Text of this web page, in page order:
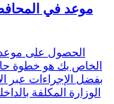
موعد في
الحصول على
الخاص بك هو خطوة
بفضل الإجراءات عبر
الوزارة المكلفة